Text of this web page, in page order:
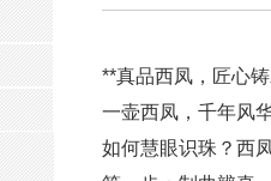
**真品西凤，匠心
一壶西凤，千年风
如何慧眼识珠？西